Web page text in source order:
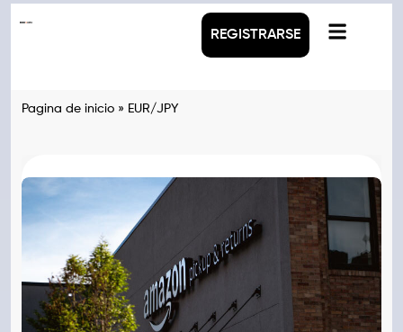
REGISTRARSE
Pagina de inicio » EUR/JPY